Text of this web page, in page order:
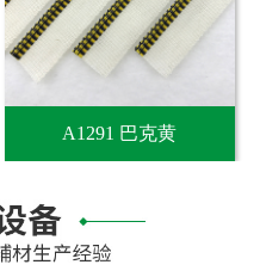
A1291 巴克黄